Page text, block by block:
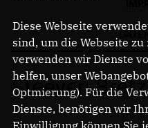
Steeven
Diese Webseite
sind, um die Webseite
verwenden wir Dienste
helfen, unser
Optmierung). Für die
Dienste, benötigen wir
Einwilligung können Sie